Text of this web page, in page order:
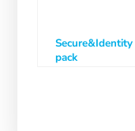
Secure&Identity
pack